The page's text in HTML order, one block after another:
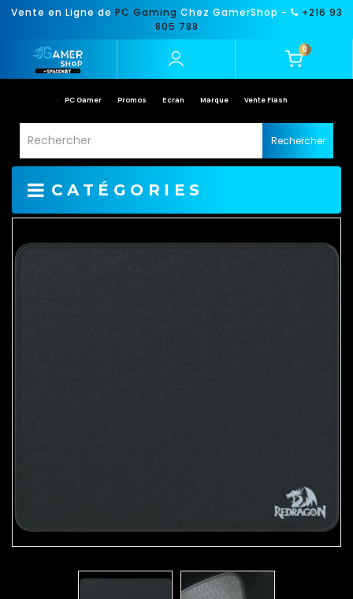
Vente en Ligne de PC Gaming Chez GamerShop -
+216 93
805 788
0
PC Gamer Promos Ecran Marque Vente Flash
Rechercher
CATÉGORIES